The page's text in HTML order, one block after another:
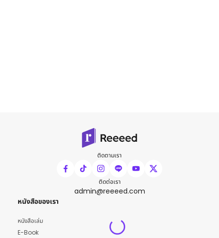
ติดตามเรา
ติดต่อเรา
admin@reeeed.com
หนังสือของเรา
หนังสือเล่ม
E-Book